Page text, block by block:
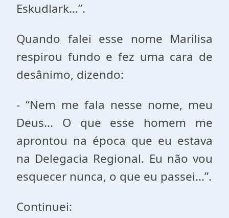
Eskudlark...”.
Quando falei esse nome Marilisa
respirou fundo e fez uma cara de
desânimo, dizendo:
- “Nem me fala nesse nome, meu
Deus... O que esse homem me
aprontou na época que eu estava
na Delegacia Regional. Eu não vou
esquecer nunca, o que eu passei...”.
Continuei: